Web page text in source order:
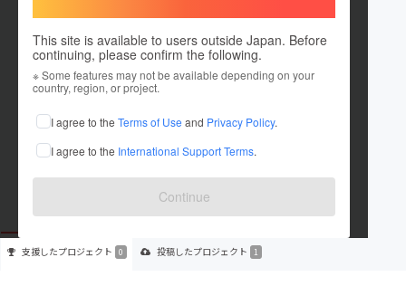
This site is available to users outside Japan. Before
continuing, please confirm the following.
※ Some features may not be available depending on your
country, region, or project.
I agree to the Terms of Use and Privacy Policy.
I agree to the International Support Terms.
Continue
CAT SPOT ZILLION
これまでに1件のプロジェクトを投稿しています
在住国：未設定
出身国：未設定
支援したプロジェクト 0 投稿したプロジェクト 1